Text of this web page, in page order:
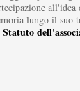
lungo il suo